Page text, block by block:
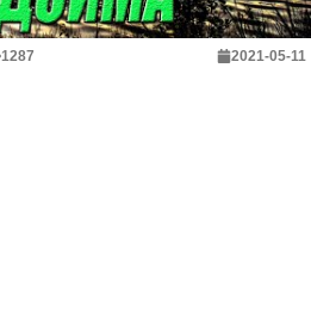
1287
2021-05-11